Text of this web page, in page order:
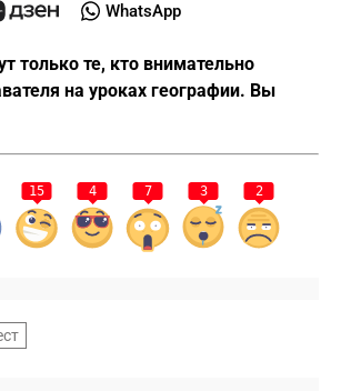
WhatsApp
только те, кто внимательно
на уроках географии. Вы
15 4 7 3 2